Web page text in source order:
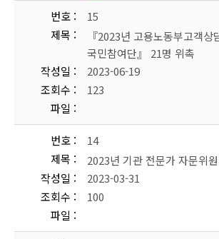
번호
15
제목
『2023년 고용노동부고객상
국민참여단』 21명 위촉
작성일
2023-06-19
조회수
123
파일
번호
14
제목
2023년 기관 전문가 자문위
작성일
2023-03-31
조회수
100
파일